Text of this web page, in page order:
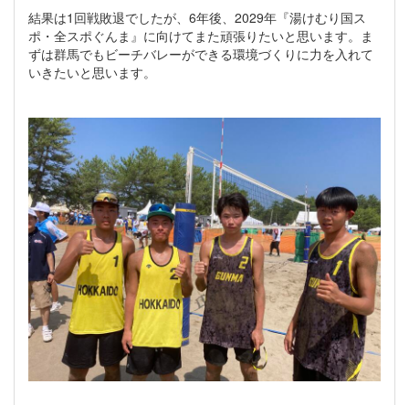
結果は1回戦敗退でしたが、6年後、2029年『湯けむり国ス
ポ・全スポぐんま』に向けてまた頑張りたいと思います。ま
ずは群馬でもビーチバレーができる環境づくりに力を入れて
いきたいと思います。